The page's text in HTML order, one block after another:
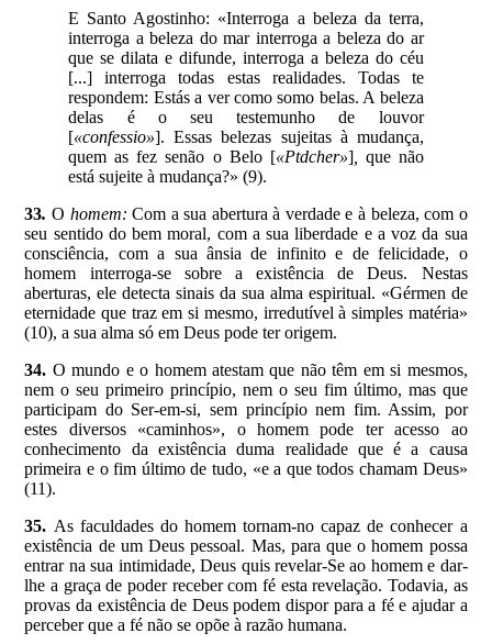
E Santo Agostinho: «Interroga a beleza da terra,
interroga a beleza do mar interroga a beleza do ar
que se dilata e difunde, interroga a beleza do céu
[...] interroga todas estas realidades. Todas te
respondem: Estás a ver como somo belas. A beleza
delas é o seu testemunho de louvor
[«confessio»]. Essas belezas sujeitas à mudança,
quem as fez senão o Belo [«Ptdcher»],
que não
está sujeite à mudança?» (9).
33. O homem: Com a sua abertura à verdade e à beleza, com o
seu sentido do bem moral, com a sua liberdade e a voz da sua
consciência, com a sua ânsia de infinito e de felicidade, o
homem interroga-se sobre a existência de Deus. Nestas
aberturas, ele detecta sinais da sua alma espiritual. «Gérmen de
eternidade que traz em si mesmo, irredutível à simples matéria»
(10), a sua alma só em Deus pode ter origem.
34. O mundo e o homem atestam que não têm em si mesmos,
nem o seu primeiro princípio, nem o seu fim último, mas que
participam do Ser-em-si, sem princípio nem fim. Assim, por
estes diversos «caminhos», o homem pode ter acesso ao
conhecimento da existência duma realidade que é a causa
primeira e o fim último de tudo, «e a que todos chamam Deus»
(11).
35. As faculdades do homem tornam-no capaz de conhecer a
existência de um Deus pessoal. Mas, para que o homem possa
entrar na sua intimidade, Deus quis revelar-Se ao homem e dar-
lhe a graça de poder receber com fé esta revelação. Todavia, as
provas da existência de Deus podem dispor para a fé e ajudar a
perceber que a fé não se opõe à razão humana.